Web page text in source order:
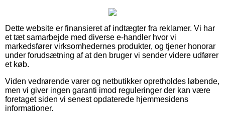
Dette website er finansieret af indtægter fra reklamer. Vi har
et tæt samarbejde med diverse e-handler hvor vi
markedsfører virksomhedernes produkter, og tjener honorar
under forudsætning af at den bruger vi sender videre udfører
et køb.
Viden vedrørende varer og netbutikker opretholdes løbende,
men vi giver ingen garanti imod reguleringer der kan være
foretaget siden vi senest opdaterede hjemmesidens
informationer.